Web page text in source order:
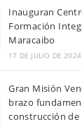
Inauguran
Formación
Maracaibo
17 DE JULIO DE 2024
Gran Misión
brazo
construcción de